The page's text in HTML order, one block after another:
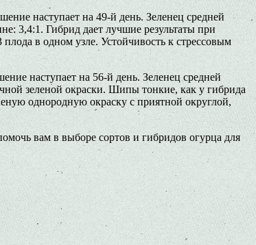
наступает на 49-й день. Зеленец средней
3,4:1. Гибрид дает лучшие результаты при
в одном узле. Устойчивость к стрессовым
наступает на 56-й день. Зеленец средней
зеленой окраски. Шипы тонкие, как у гибрида
однородную окраску с приятной округлой,
вам в выборе сортов и гибридов огурца для